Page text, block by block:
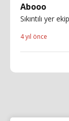
Abooo
Sıkıntılı yer
4 yıl önce